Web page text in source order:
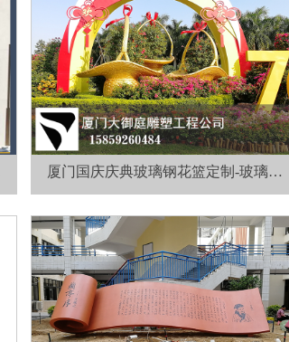
厦门国庆庆典玻璃钢花篮定制-玻璃钢
雕塑厂家制作